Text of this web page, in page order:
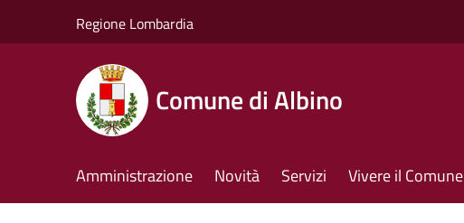
Regione Lombardia
Comune di Albino
Amministrazione Novità Servizi Vivere il Comune